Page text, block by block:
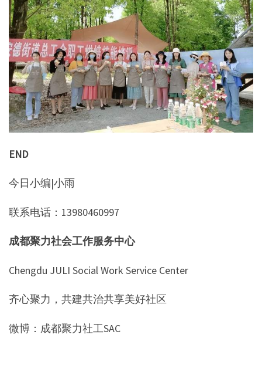
END
今日小编|小雨
联系电话：13980460997
成都聚力社会工作服务中心
Chengdu JULI Social Work Service Center
齐心聚力，共建共治共享美好社区
微博：成都聚力社工SAC